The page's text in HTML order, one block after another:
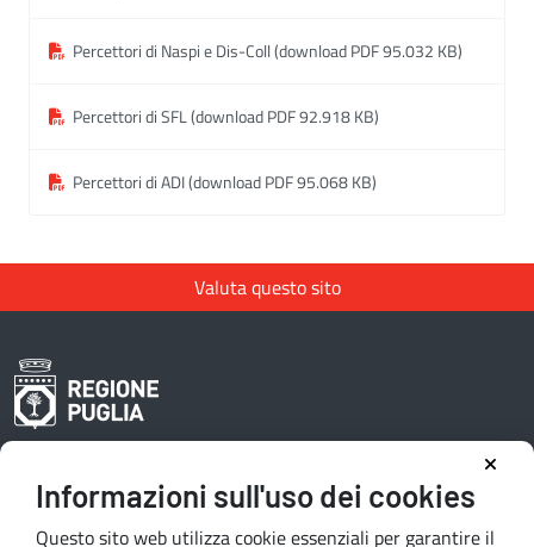
Informazioni sull'uso dei cookies
Questo sito web utilizza cookie essenziali per garantire il
Percettori di Naspi e Dis-Coll (download PDF 95.032 KB)
Percettori di SFL (download PDF 92.918 KB)
Percettori di ADI (download PDF 95.068 KB)
Valuta questo sito
Area riservata redattori